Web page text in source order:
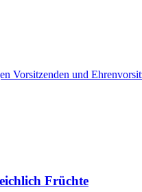
Vorsitzenden und
Früchte